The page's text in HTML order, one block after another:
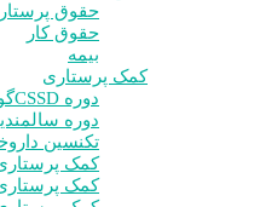
حقوق
حقوق کار
بیمه
کمک پرستاری
دوره CSSD
دوره
تکنسین
کمک
کمک